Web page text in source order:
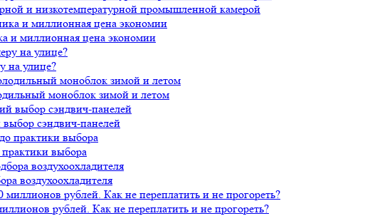
и низкотемпературной промышленной камерой
и миллионная цена экономии
на улице?
моноблок зимой и летом
сэндвич-панелей
практики выбора
воздухоохладителя
рублей. Как не переплатить и не прогореть?